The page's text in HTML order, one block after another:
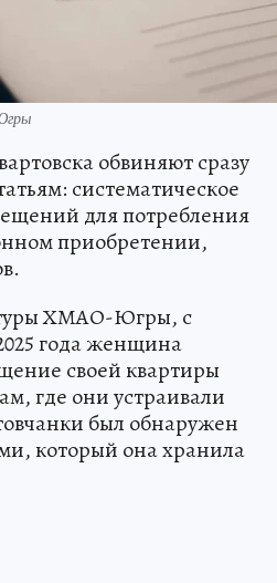
обвиняют сразу
систематическое
для потребления
приобретении,
ХМАО-Югры, с
года женщина
своей квартиры
где они устраивали
был обнаружен
который она хранила